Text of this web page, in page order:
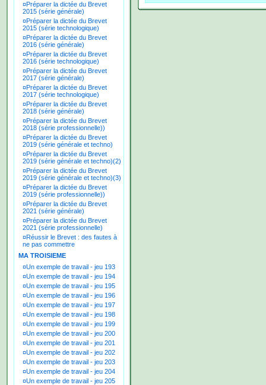
¤Préparer la dictée du Brevet
2015 (série générale)
¤Préparer la dictée du Brevet
2015 (série technologique)
¤Préparer la dictée du Brevet
2016 (série générale)
¤Préparer la dictée du Brevet
2016 (série technologique)
¤Préparer la dictée du Brevet
2017 (série générale)
¤Préparer la dictée du Brevet
2017 (série technologique)
¤Préparer la dictée du Brevet
2018 (série générale)
¤Préparer la dictée du Brevet
2018 (série professionnelle))
¤Préparer la dictée du Brevet
2019 (série générale et techno)
¤Préparer la dictée du Brevet
2019 (série générale et techno)(2)
¤Préparer la dictée du Brevet
2019 (série générale et techno)(3)
¤Préparer la dictée du Brevet
2019 (série professionnelle))
¤Préparer la dictée du Brevet
2021 (série générale)
¤Préparer la dictée du Brevet
2021 (série professionnelle)
¤Réussir le Brevet : des fautes à
ne pas commettre
MA TROISIEME
¤Un exemple de travail - jeu 193
¤Un exemple de travail - jeu 194
¤Un exemple de travail - jeu 195
¤Un exemple de travail - jeu 196
¤Un exemple de travail - jeu 197
¤Un exemple de travail - jeu 198
¤Un exemple de travail - jeu 199
¤Un exemple de travail - jeu 200
¤Un exemple de travail - jeu 201
¤Un exemple de travail - jeu 202
¤Un exemple de travail - jeu 203
¤Un exemple de travail - jeu 204
¤Un exemple de travail - jeu 205